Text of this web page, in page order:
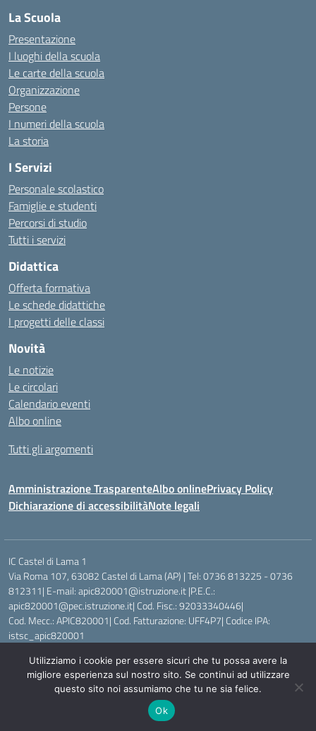
La Scuola
Presentazione
I luoghi della scuola
Le carte della scuola
Organizzazione
Persone
I numeri della scuola
La storia
I Servizi
Personale scolastico
Famiglie e studenti
Percorsi di studio
Tutti i servizi
Didattica
Offerta formativa
Le schede didattiche
I progetti delle classi
Novità
Le notizie
Le circolari
Calendario eventi
Albo online
Tutti gli argomenti
Amministrazione TrasparenteAlbo onlinePrivacy Policy
Dichiarazione di accessibilitàNote legali
IC Castel di Lama 1
Via Roma 107, 63082 Castel di Lama (AP) | Tel: 0736 813225 - 0736
812311| E-mail: apic820001@istruzione.it |P.E.C.:
apic820001@pec.istruzione.it| Cod. Fisc.: 92033340446|
Cod. Mecc.: APIC820001| Cod. Fatturazione: UFF4P7| Codice IPA:
istsc_apic820001
Idea e progetto di Designers Italia
Utilizziamo i cookie per essere sicuri che tu possa avere la
migliore esperienza sul nostro sito. Se continui ad utilizzare
questo sito noi assumiamo che tu ne sia felice.
Ok